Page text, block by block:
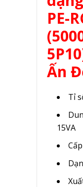
PE-
Ấn
Tỉ
15VA